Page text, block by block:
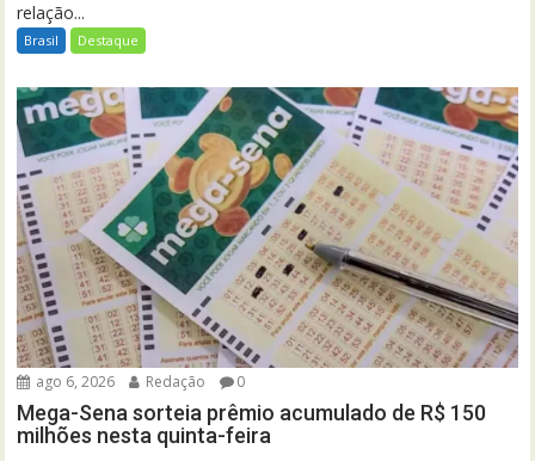
relação...
Brasil Destaque
ago 6, 2026 Redação 0
Mega-Sena sorteia prêmio acumulado de R$ 150
milhões nesta quinta-feira